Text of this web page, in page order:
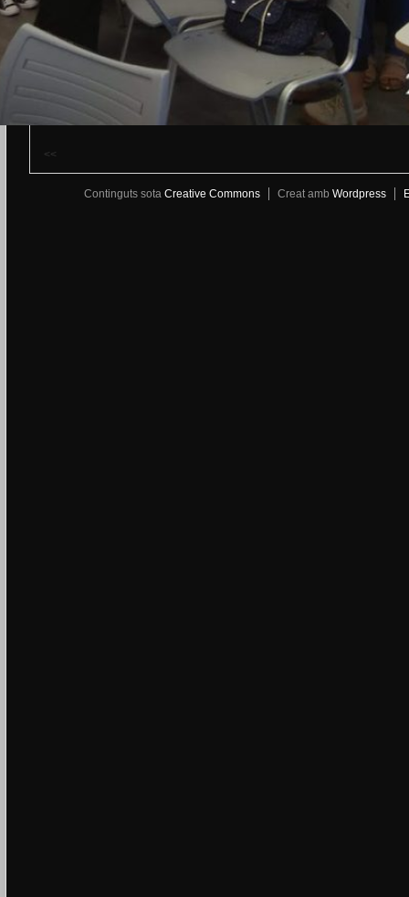
<<
Continguts sota Creative Commons Creat amb Wordpress